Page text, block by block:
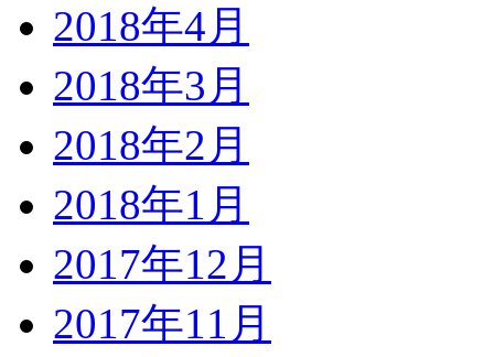
2018年4月
2018年3月
2018年2月
2018年1月
2017年12月
2017年11月